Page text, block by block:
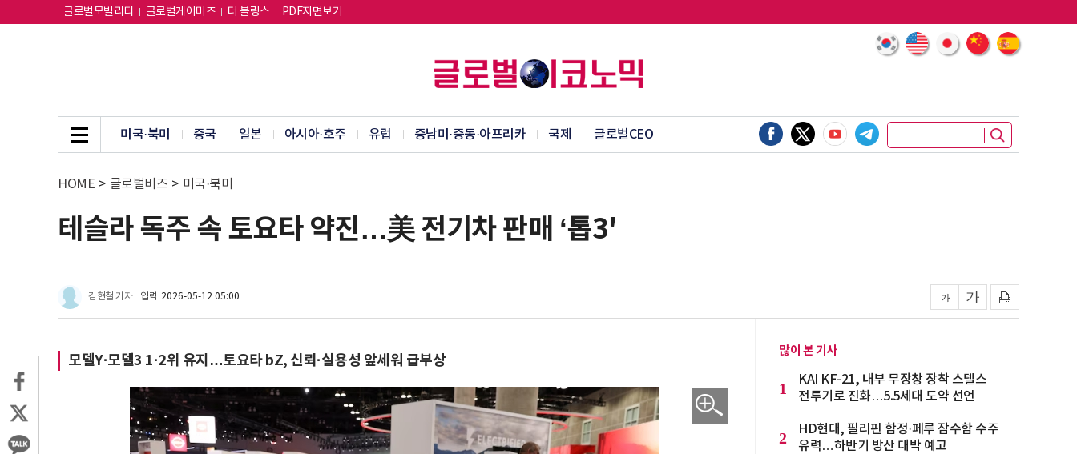
글로벌모빌리티 글로벌게이머즈 더 블링스 PDF지면보기
미국·북미 중국 일본 아시아·호주 유럽 중남미·중동·아프리카 국제 글로벌CEO
HOME > 글로벌비즈 > 미국·북미
테슬라 독주 속 토요타 약진…美 전기차 판매 ‘톱3'
김현철 기자 입력 2026-05-12 05:00
모델Y·모델3 1·2위 유지…토요타 bZ, 신뢰·실용성 앞세워 급부상
많이 본 기사
1
KAI KF-21, 내부 무장창 장착 스텔스
전투기로 진화…5.5세대 도약 선언
2
HD현대, 필리핀 함정·페루 잠수함 수주
유력…하반기 방산 대박 예고